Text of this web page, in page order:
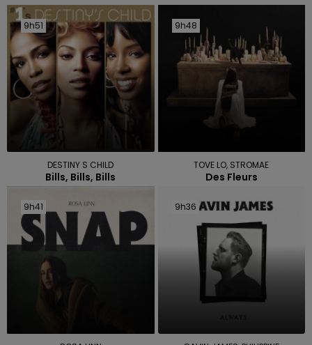
9h51
9h51
DESTINY S CHILD
Bills, Bills, Bills
9h48
9h48
TOVE LO, STROMAE
Des Fleurs
9h41
9h41 9h36
9h36